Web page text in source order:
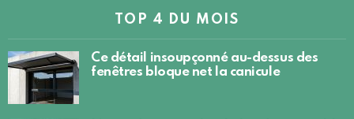
TOP 4 DU MOIS
Ce détail insoupçonné au-dessus des
fenêtres bloque net la canicule